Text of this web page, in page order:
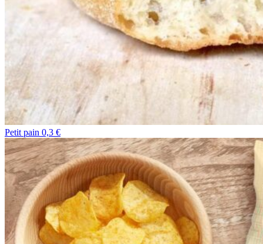
Petit pain 0,3 €